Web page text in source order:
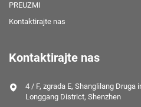
PREUZMI
Kontaktirajte nas
Kontaktirajte nas
4 / F, zgrada E, Shanglilang
Longgang District, Shenzhen